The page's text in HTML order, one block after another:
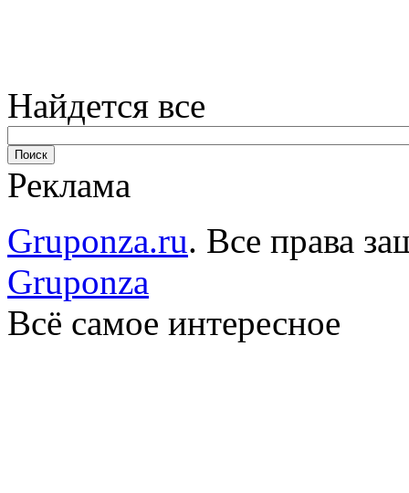
Найдется все
Реклама
Gruponza.ru. Все права
Gruponza
Всё самое интересное